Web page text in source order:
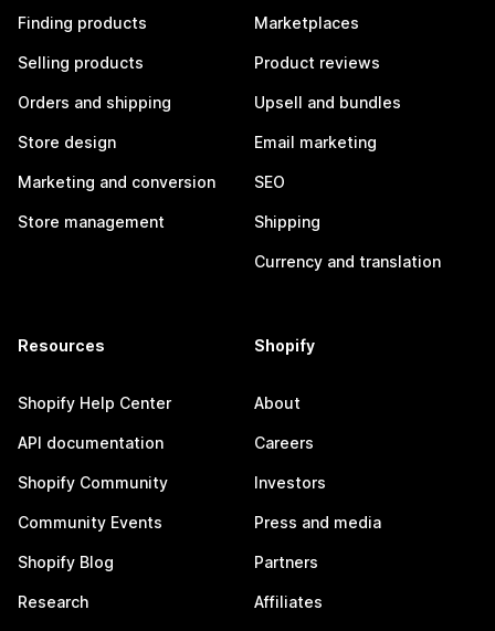
Finding products
Selling products
Orders and shipping
Store design
Marketing and conversion
Store management
Marketplaces
Product reviews
Upsell and bundles
Email marketing
SEO
Shipping
Currency and translation
Resources
Shopify Help Center
API documentation
Shopify Community
Community Events
Shopify Blog
Research
Shopify
About
Careers
Investors
Press and media
Partners
Affiliates